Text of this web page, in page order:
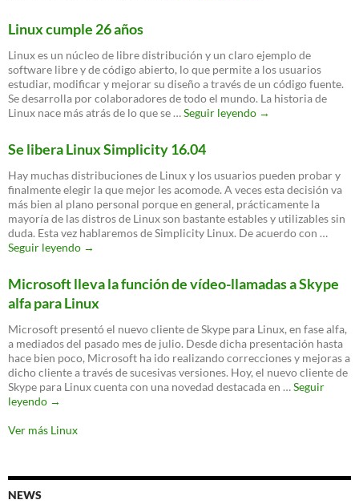
hacia
el
futuro
Linux cumple 26 años
Linux es un núcleo de libre distribución y un claro ejemplo de
software libre y de código abierto, lo que permite a los usuarios
estudiar, modificar y mejorar su diseño a través de un código fuente.
Se desarrolla por colaboradores de todo el mundo. La historia de
Linux nace más atrás de lo que se …Seguir leyendo Linux
→
Se libera Linux Simplicity 16.04
Hay muchas distribuciones de Linux y los usuarios pueden probar y
finalmente elegir la que mejor les acomode. A veces esta decisión va
más bien al plano personal porque en general, prácticamente la
mayoría de las distros de Linux son bastante estables y utilizables sin
duda. Esta vez hablaremos de Simplicity Linux. De acuerdo con …
Seguir leyendo Se
Simplicity
16.04
→
Microsoft lleva la función de vídeo-llamadas a Skype
alfa para Linux
Microsoft presentó el nuevo cliente de Skype para Linux, en fase alfa,
a mediados del pasado mes de julio. Desde dicha presentación hasta
hace bien poco, Microsoft ha ido realizando correcciones y mejoras a
dicho cliente a través de sucesivas versiones. Hoy, el nuevo cliente de
Skype para Linux cuenta con una novedad destacada en …Seguir
leyendo Microsoft
la
→
Ver más Linux
NEWS